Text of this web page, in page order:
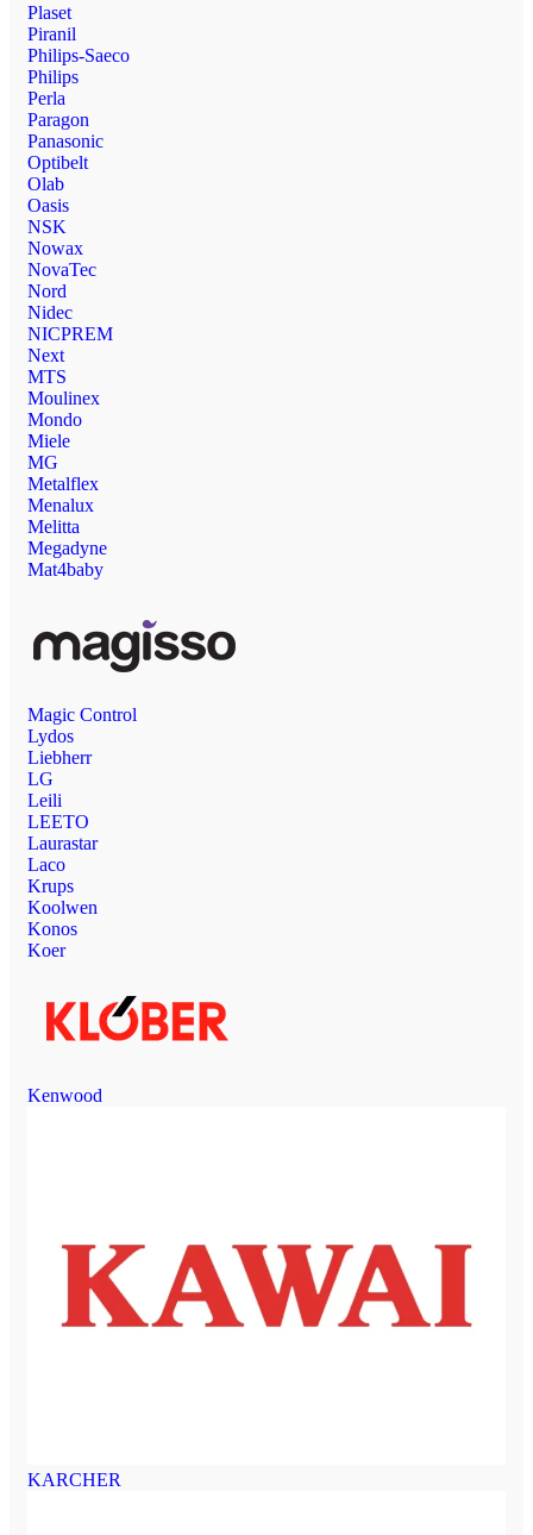
Plaset
Piranil
Philips-Saeco
Philips
Perla
Paragon
Panasonic
Optibelt
Olab
Oasis
NSK
Nowax
NovaTec
Nord
Nidec
NICPREM
Next
MTS
Moulinex
Mondo
Miele
MG
Metalflex
Menalux
Melitta
Megadyne
Mat4baby
Magic Control
Lydos
Liebherr
LG
Leili
LEETO
Laurastar
Laco
Krups
Koolwen
Konos
Koer
Kenwood
KARCHER